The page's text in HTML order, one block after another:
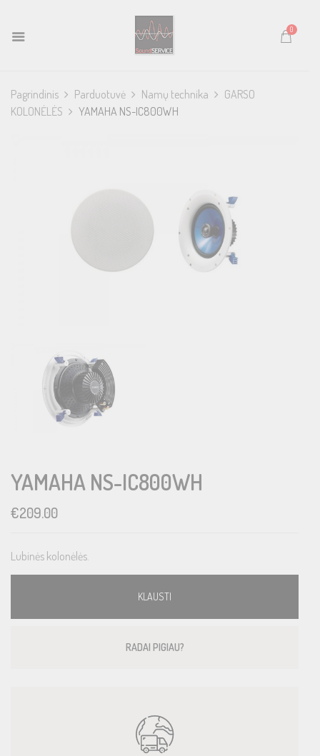
0
Pagrindinis Parduotuvė Namų technika
GARSO
KOLONĖLĖS
YAMAHA NS-IC800WH
YAMAHA NS-IC800WH
€209.00
Lubinės kolonėlės.
KLAUSTI
RADAI PIGIAU?